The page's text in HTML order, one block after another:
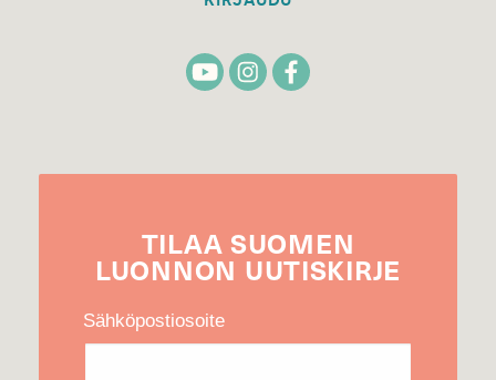
TILAA SUOMEN
LUONNON UUTIS­KIRJE
Sähköpostiosoite